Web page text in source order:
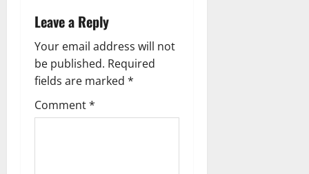
v
i
g
a
Leave a Reply
Your email address will not
be published. Required
fields are marked *
Comment*